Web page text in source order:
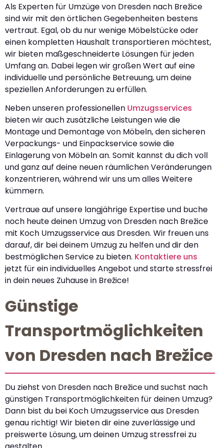
Als Experten für Umzüge von Dresden nach Brežice
sind wir mit den örtlichen Gegebenheiten bestens
vertraut. Egal, ob du nur wenige Möbelstücke oder
einen kompletten Haushalt transportieren möchtest,
wir bieten maßgeschneiderte Lösungen für jeden
Umfang an. Dabei legen wir großen Wert auf eine
individuelle und persönliche Betreuung, um deine
speziellen Anforderungen zu erfüllen.
Neben unseren professionellen Umzugsservices
bieten wir auch zusätzliche Leistungen wie die
Montage und Demontage von Möbeln, den sicheren
Verpackungs- und Einpackservice sowie die
Einlagerung von Möbeln an. Somit kannst du dich voll
und ganz auf deine neuen räumlichen Veränderungen
konzentrieren, während wir uns um alles Weitere
kümmern.
Vertraue auf unsere langjährige Expertise und buche
noch heute deinen Umzug von Dresden nach Brežice
mit Koch Umzugsservice aus Dresden. Wir freuen uns
darauf, dir bei deinem Umzug zu helfen und dir den
bestmöglichen Service zu bieten. Kontaktiere uns
jetzt für ein individuelles Angebot und starte stressfrei
in dein neues Zuhause in Brežice!
Günstige
Transportmöglichkeiten
von Dresden nach Brežice
Du ziehst von Dresden nach Brežice und suchst nach
günstigen Transportmöglichkeiten für deinen Umzug?
Dann bist du bei Koch Umzugsservice aus Dresden
genau richtig! Wir bieten dir eine zuverlässige und
preiswerte Lösung, um deinen Umzug stressfrei zu